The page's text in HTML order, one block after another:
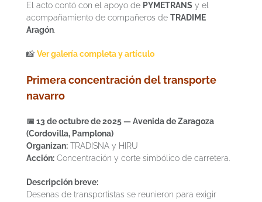
El acto contó con el apoyo de PYMETRANS y el
acompañamiento de compañeros de TRADIME
Aragón.
📸 Ver galería completa y artículo
Primera concentración del transporte
navarro
📅 13 de octubre de 2025 — Avenida de Zaragoza
(Cordovilla, Pamplona)
Organizan:TRADISNA y HIRU
Acción:Concentración y corte simbólico de carretera.
Descripción breve:
Desenas de transportistas se reunieron para exigir